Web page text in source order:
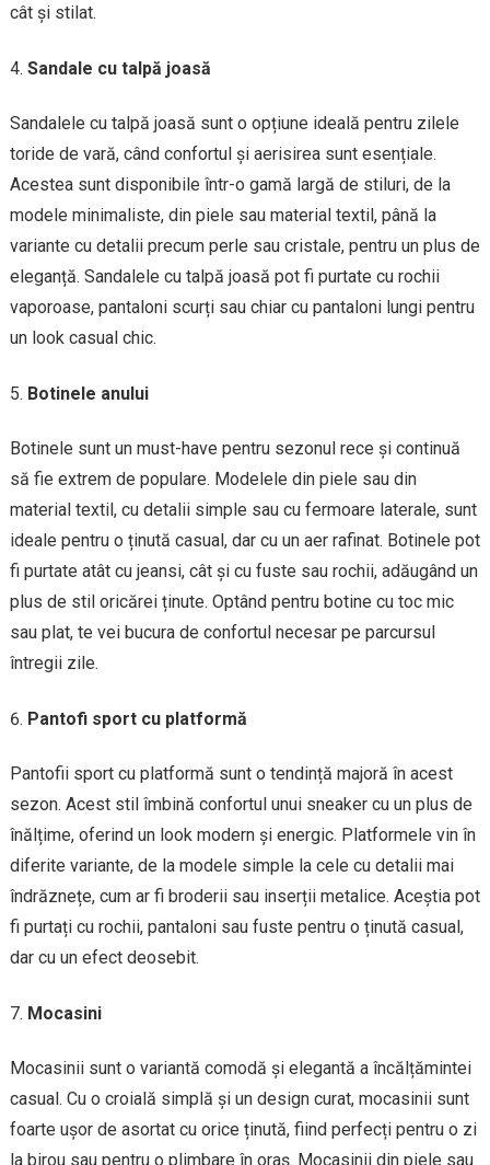
cât și stilat.
Sandale cu talpă joasă
Sandalele cu talpă joasă sunt o opțiune ideală pentru zilele
toride de vară, când confortul și aerisirea sunt esențiale.
Acestea sunt disponibile într-o gamă largă de stiluri, de la
modele minimaliste, din piele sau material textil, până la
variante cu detalii precum perle sau cristale, pentru un plus de
eleganță. Sandalele cu talpă joasă pot fi purtate cu rochii
vaporoase, pantaloni scurți sau chiar cu pantaloni lungi pentru
un look casual chic.
Botinele anului
Botinele sunt un must-have pentru sezonul rece și continuă
să fie extrem de populare. Modelele din piele sau din
material textil, cu detalii simple sau cu fermoare laterale, sunt
ideale pentru o ținută casual, dar cu un aer rafinat. Botinele pot
fi purtate atât cu jeansi, cât și cu fuste sau rochii, adăugând un
plus de stil oricărei ținute. Optând pentru botine cu toc mic
sau plat, te vei bucura de confortul necesar pe parcursul
întregii zile.
Pantofi sport cu platformă
Pantofii sport cu platformă sunt o tendință majoră în acest
sezon. Acest stil îmbină confortul unui sneaker cu un plus de
înălțime, oferind un look modern și energic. Platformele vin în
diferite variante, de la modele simple la cele cu detalii mai
îndrăznețe, cum ar fi broderii sau inserții metalice. Aceștia pot
fi purtați cu rochii, pantaloni sau fuste pentru o ținută casual,
dar cu un efect deosebit.
Mocasini
Mocasinii sunt o variantă comodă și elegantă a încălțămintei
casual. Cu o croială simplă și un design curat, mocasinii sunt
foarte ușor de asortat cu orice ținută, fiind perfecți pentru o zi
la birou sau pentru o plimbare în oraș. Mocasinii din piele sau